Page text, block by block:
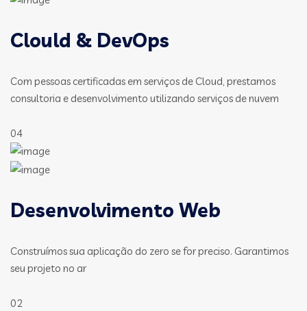
Clould & DevOps
Com pessoas certificadas em serviços de Cloud, prestamos
consultoria e desenvolvimento utilizando serviços de nuvem
04
Desenvolvimento Web
Construímos sua aplicação do zero se for preciso. Garantimos
seu projeto no ar
02